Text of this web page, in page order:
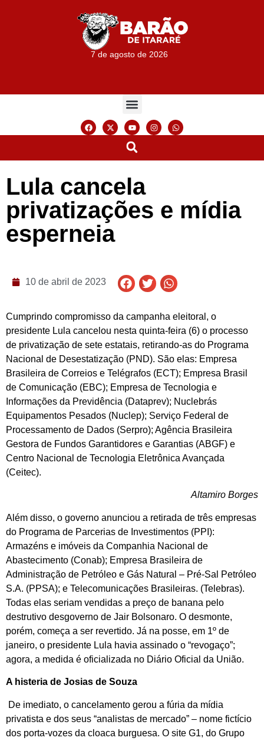
7 de agosto de 2026
Lula cancela
privatizações e mídia
esperneia
10 de abril de 2023
Cumprindo compromisso da campanha eleitoral, o
presidente Lula cancelou nesta quinta-feira (6) o processo
de privatização de sete estatais, retirando-as do Programa
Nacional de Desestatização (PND). São elas: Empresa
Brasileira de Correios e Telégrafos (ECT); Empresa Brasil
de Comunicação (EBC); Empresa de Tecnologia e
Informações da Previdência (Dataprev); Nuclebrás
Equipamentos Pesados (Nuclep); Serviço Federal de
Processamento de Dados (Serpro); Agência Brasileira
Gestora de Fundos Garantidores e Garantias (ABGF) e
Centro Nacional de Tecnologia Eletrônica Avançada
(Ceitec).
Altamiro Borges
Além disso, o governo anunciou a retirada de três empresas
do Programa de Parcerias de Investimentos (PPI):
Armazéns e imóveis da Companhia Nacional de
Abastecimento (Conab); Empresa Brasileira de
Administração de Petróleo e Gás Natural – Pré-Sal Petróleo
S.A. (PPSA); e Telecomunicações Brasileiras. (Telebras).
Todas elas seriam vendidas a preço de banana pelo
destrutivo desgoverno de Jair Bolsonaro. O desmonte,
porém, começa a ser revertido. Já na posse, em 1º de
janeiro, o presidente Lula havia assinado o “revogaço”;
agora, a medida é oficializada no Diário Oficial da União.
A histeria de Josias de Souza
De imediato, o cancelamento gerou a fúria da mídia
privatista e dos seus “analistas de mercado” – nome fictício
dos porta-vozes da cloaca burguesa. O site G1, do Grupo